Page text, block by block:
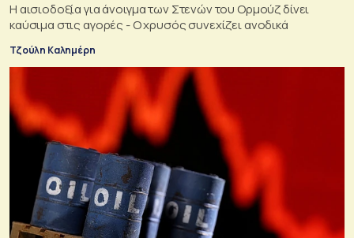
Η αισιοδοξία για άνοιγμα των Στενών του Ορμούζ δίνει
καύσιμα στις αγορές - Ο χρυσός συνεχίζει ανοδικά
Τζούλη Καλημέρη